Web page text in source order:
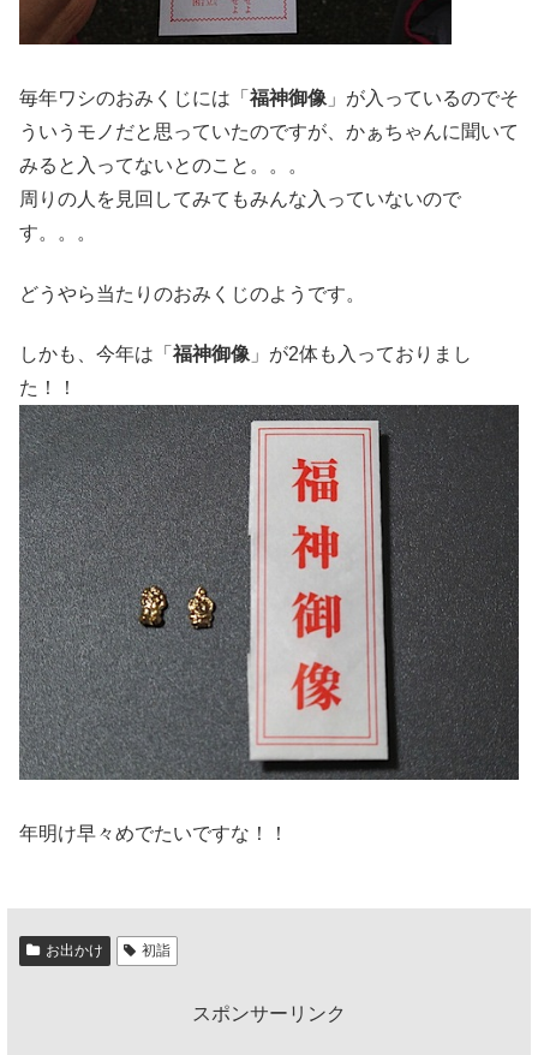
毎年ワシのおみくじには「 福神御像 」が入っているのでそ
ういうモノだと思っていたのですが、かぁちゃんに聞いて
みると入ってないとのこと。。。
周りの人を見回してみてもみんな入っていないので
す。。。
どうやら当たりのおみくじのようです。
しかも、今年は「 福神御像 」が2体も入っておりまし
た！！
年明け早々めでたいですな！！
お出かけ 初詣
スポンサーリンク